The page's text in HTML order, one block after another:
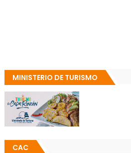
MINISTERIO DE TURISMO
CAC